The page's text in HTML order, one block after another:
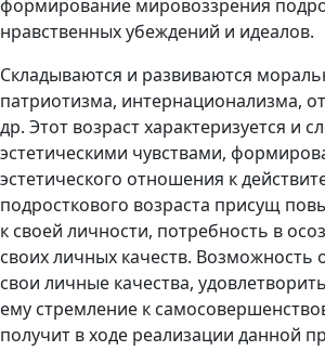
формирование мировоззрения
нравственных убеждений и идеалов.
Складываются и развиваются
патриотизма, интернационализма,
др. Этот возраст характеризуется и
эстетическими чувствами,
эстетического отношения к
подросткового возраста присущ
к своей личности, потребность в
своих личных качеств. Возможность
свои личные качества,
ему стремление к
получит в ходе реализации данной